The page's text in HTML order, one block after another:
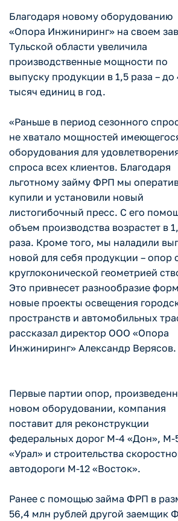
Благодаря новому оборудованию
«Опора Инжиниринг» на своем
Тульской области увеличила
производственные мощности по
выпуску продукции в 1,5 раза – до
тысяч единиц в год.
«Раньше в период сезонного
не хватало мощностей
оборудования для
спроса всех клиентов. Благодаря
льготному займу ФРП мы
купили и установили новый
листогибочный пресс. С его
объем производства возрастет в
раза. Кроме того, мы наладили
новой для себя продукции – опор
круглоконической геометрией
Это привнесет разнообразие
новые проекты освещения
пространств и автомобильных
рассказал директор ООО «Опора
Инжиниринг» Александр Верясов.
Первые партии опор,
новом оборудовании, компания
поставит для реконструкции
федеральных дорог М-4 «Дон», М-
«Урал» и строительства
автодороги М-12 «Восток».
Ранее с помощью займа ФРП в
56,4 млн рублей другой заемщик